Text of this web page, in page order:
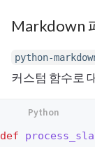
Markdown
python-
커스텀 함수로
def